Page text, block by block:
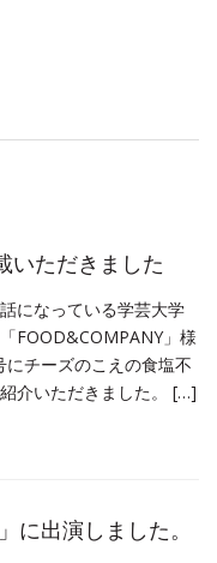
ただきました
になっている学芸大学
FOOD&COMPANY」様
チーズのこえの食塩不
介いただきました。 […]
に出演しました。